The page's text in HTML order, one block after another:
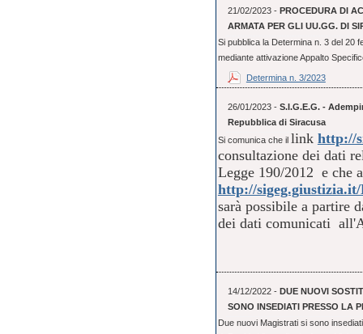
21/02/2023 - PROCEDURA DI
ARMATA PER GLI UU.GG. DI
Si pubblica la Determina n. 3 del 20
mediante attivazione Appalto
Determina n. 3/2023
26/01/2023 - S.I.G.E.G. -
Repubblica di Siracusa
Si comunica che il link http://
consultazione dei dati
Legge 190/2012 e che
http://
sarà possibile a partire
dei dati comunicati
14/12/2022 - DUE NUOVI
SONO INSEDIATI PRESSO LA
Due nuovi Magistrati si sono